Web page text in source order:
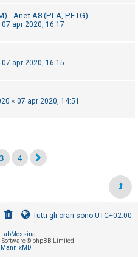
- Anet A8 (PLA, PETG)
07 apr 2020, 16:17
07 apr 2020, 16:15
« 07 apr 2020, 14:51
3 4
Tutti gli orari sono UTC+02:00
Software © phpBB Limited
MannixMD